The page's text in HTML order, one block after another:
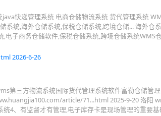
快递管理系统 电商仓储物流系统 货代管理系统
系统,海外仓储系统,保税仓储系统,跨境仓储... 海外仓
电子商务仓储软件,保税仓储系统,跨境仓储系统WMS
2026-6-26
第三方物流系统国际货代管理系统软件富勒仓储管
article/71...html 2025-9-20 洛阳
4、有监督才有管理,电子库存卡是现场管理的重要基